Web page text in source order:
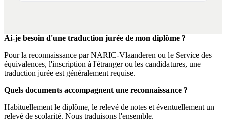
Ai-je besoin d'une traduction jurée de mon diplôme ?
Pour la reconnaissance par NARIC-Vlaanderen ou le Service des
équivalences, l'inscription à l'étranger ou les candidatures, une
traduction jurée est généralement requise.
Quels documents accompagnent une reconnaissance ?
Habituellement le diplôme, le relevé de notes et éventuellement un
relevé de scolarité. Nous traduisons l'ensemble.